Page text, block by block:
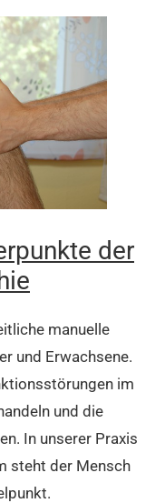
der
manuelle
und Erwachsene.
im
und die
In unserer Praxis
steht der Mensch